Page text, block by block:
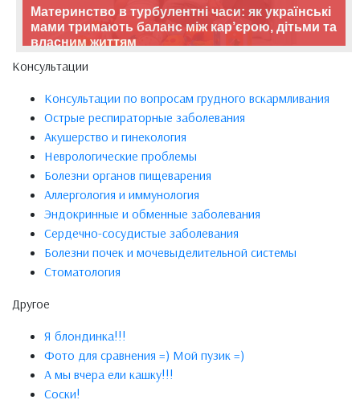
Материнство в турбулентні часи: як українські
мами тримають баланс між кар’єрою, дітьми та
власним життям
Консультации
Консультации по вопросам грудного вскармливания
Острые респираторные заболевания
Акушерство и гинекология
Неврологические проблемы
Болезни органов пищеварения
Аллергология и иммунология
Эндокринные и обменные заболевания
Сердечно-сосудистые заболевания
Болезни почек и мочевыделительной системы
Стоматология
Другое
Я блондинка!!!
Фото для сравнения =) Мой пузик =)
А мы вчера ели кашку!!!
Соски!